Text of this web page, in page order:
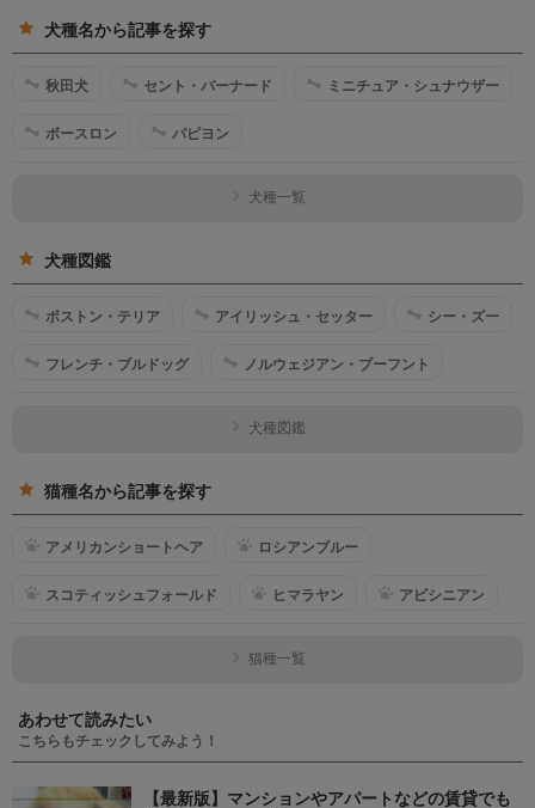
犬種名から記事を探す
秋田犬 セント・バーナード ミニチュア・シュナウザー
ボースロン パピヨン
犬種一覧
犬種図鑑
ボストン・テリア アイリッシュ・セッター シー・ズー
フレンチ・ブルドッグ ノルウェジアン・ブーフント
犬種図鑑
猫種名から記事を探す
アメリカンショートヘア ロシアンブルー
スコティッシュフォールド ヒマラヤン アビシニアン
猫種一覧
あわせて読みたい
こちらもチェックしてみよう！
【最新版】マンションやアパートなどの賃貸でも